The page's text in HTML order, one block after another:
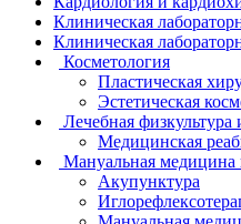
Клиническая
Клиническая
Косметология
Пластическая
Эстетическая
Лечебная физкультура
Медицинская
Мануальная медицина
Акупунктура